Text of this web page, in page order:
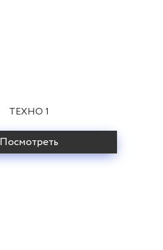
ТЕХНО 1
Посмотреть